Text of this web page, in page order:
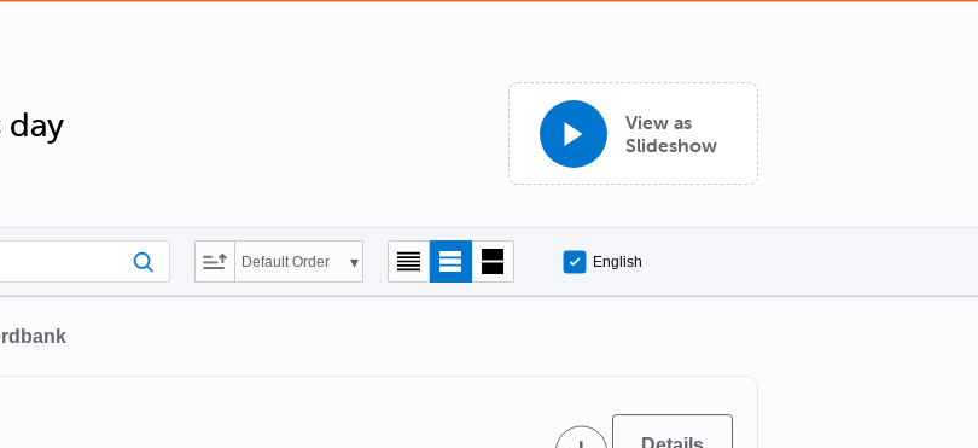
day
View as
Slideshow
Default Order English